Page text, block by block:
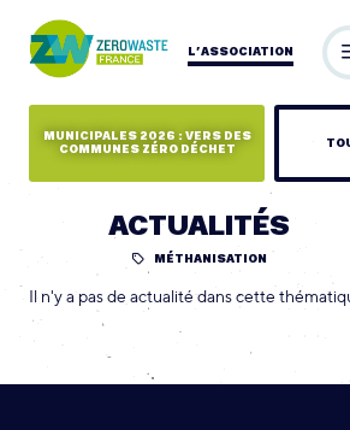
L’ASSOCIATION
MUNICIPALES 2026 : VERS DES
COMMUNES ZÉRO DÉCHET
ACTUALITÉS
MÉTHANISATION
Il n'y a pas de actualité dans cette